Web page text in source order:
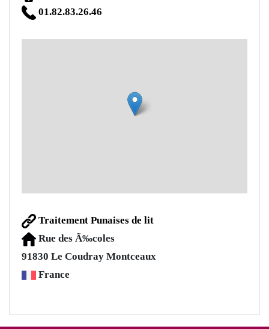
01.82.83.26.46
Traitement Punaises de lit
Rue des Ã‰coles
91830 Le Coudray Montceaux
France